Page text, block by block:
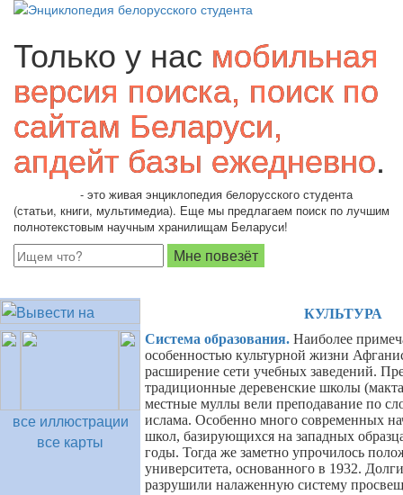
Только у нас мобильная
версия поиска, поиск по
сайтам Беларуси,
апдейт базы ежедневно.
- это живая энциклопедия белорусского студента
(статьи, книги, мультимедиа). Еще мы предлагаем поиск по лучшим
полнотекстовым научным хранилищам Беларуси!
все иллюстрации
все карты
КУЛЬТУРА
Система образования. Наиболее
особенностью культурной жизни
расширение сети учебных заведений.
традиционные деревенские школы
местные муллы вели преподавание по
ислама. Особенно много современных
школ, базирующихся на западных
годы. Тогда же заметно упрочилось
университета, основанного в 1932.
разрушили налаженную систему